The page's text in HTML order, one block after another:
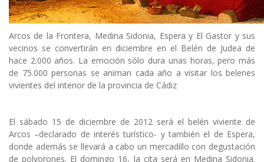
Arcos de la Frontera, Medina Sidonia, Espera y El Gastor y sus
vecinos se convertirán en diciembre en el Belén de Judea de
hace 2.000 años. La emoción sólo dura unas horas, pero más
de 75.000 personas se animan cada año a visitar los belenes
vivientes del interior de la provincia de Cádiz
El sábado 15 de diciembre de 2012 será el belén viviente de
Arcos –declarado de interés turístico- y también el de Espera,
donde además se llevará a cabo un mercadillo con degustación
de polvorones. El domingo 16, la cita será en Medina Sidonia.